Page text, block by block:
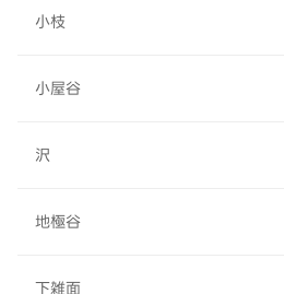
小枝
小屋谷
沢
地極谷
下雑面